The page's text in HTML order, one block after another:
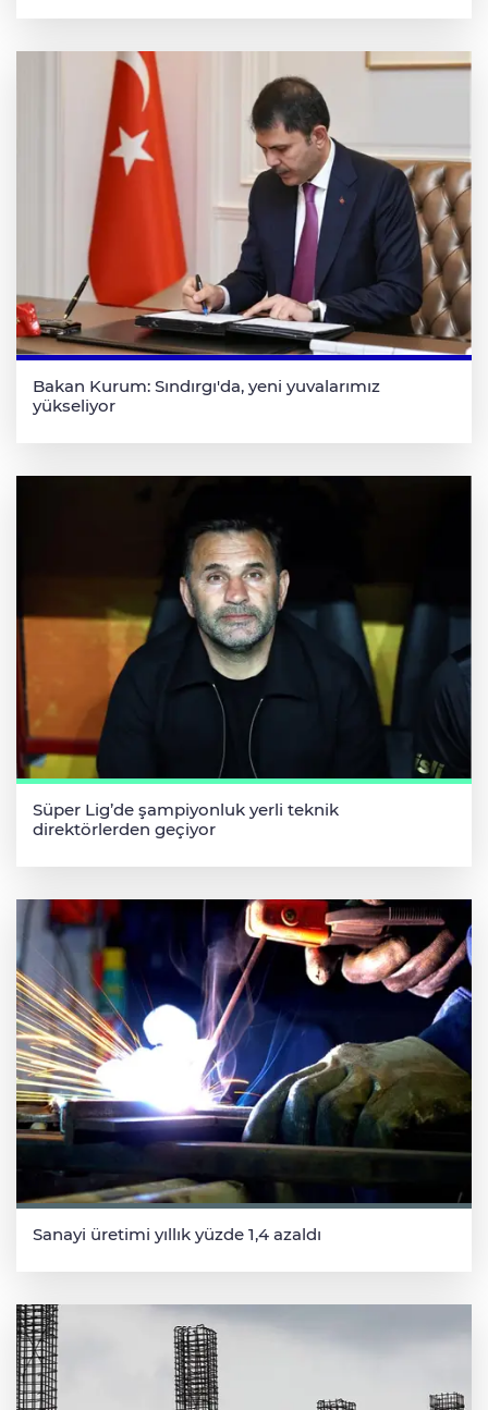
Bakan Kurum: Sındırgı'da, yeni yuvalarımız
yükseliyor
Süper Lig’de şampiyonluk yerli teknik
direktörlerden geçiyor
Sanayi üretimi yıllık yüzde 1,4 azaldı